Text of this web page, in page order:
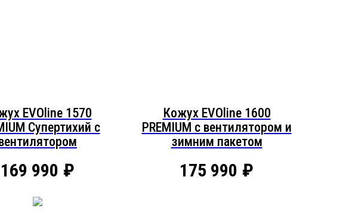
EVOline 1570
Супертихий c
169 990 ₽
Кожух EVOline 1600
PREMIUM c вентилятором и
зимним пакетом
175 990 ₽